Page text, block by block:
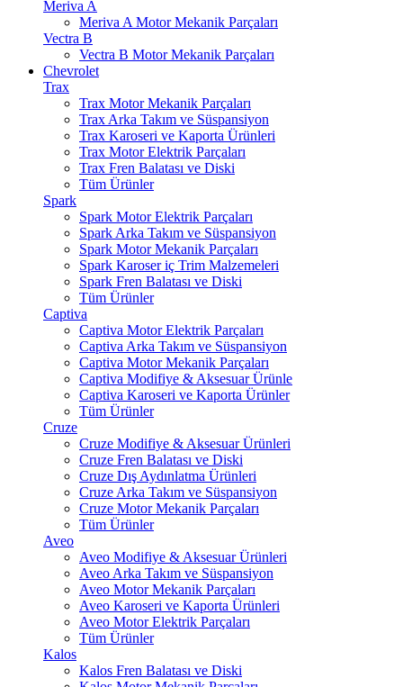
Meriva A
Meriva A Motor Mekanik Parçaları
Vectra B
Vectra B Motor Mekanik Parçaları
Chevrolet
Trax
Trax Motor Mekanik Parçaları
Trax Arka Takım ve Süspansiyon
Trax Karoseri ve Kaporta Ürünleri
Trax Motor Elektrik Parçaları
Trax Fren Balatası ve Diski
Tüm Ürünler
Spark
Spark Motor Elektrik Parçaları
Spark Arka Takım ve Süspansiyon
Spark Motor Mekanik Parçaları
Spark Karoser iç Trim Malzemeleri
Spark Fren Balatası ve Diski
Tüm Ürünler
Captiva
Captiva Motor Elektrik Parçaları
Captiva Arka Takım ve Süspansiyon
Captiva Motor Mekanik Parçaları
Captiva Modifiye & Aksesuar Ürünle
Captiva Karoseri ve Kaporta Ürünler
Tüm Ürünler
Cruze
Cruze Modifiye & Aksesuar Ürünleri
Cruze Fren Balatası ve Diski
Cruze Dış Aydınlatma Ürünleri
Cruze Arka Takım ve Süspansiyon
Cruze Motor Mekanik Parçaları
Tüm Ürünler
Aveo
Aveo Modifiye & Aksesuar Ürünleri
Aveo Arka Takım ve Süspansiyon
Aveo Motor Mekanik Parçaları
Aveo Karoseri ve Kaporta Ürünleri
Aveo Motor Elektrik Parçaları
Tüm Ürünler
Kalos
Kalos Fren Balatası ve Diski